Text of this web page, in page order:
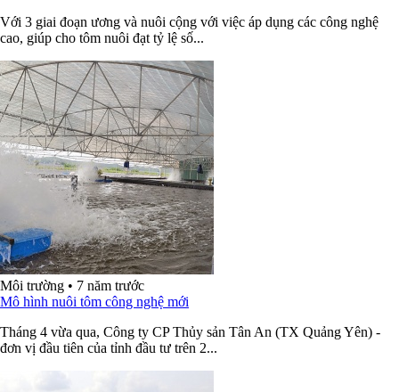
Với 3 giai đoạn ương và nuôi cộng với việc áp dụng các công nghệ
cao, giúp cho tôm nuôi đạt tỷ lệ số...
Môi trường • 7 năm trước
Mô hình nuôi tôm công nghệ mới
Tháng 4 vừa qua, Công ty CP Thủy sản Tân An (TX Quảng Yên) -
đơn vị đầu tiên của tỉnh đầu tư trên 2...